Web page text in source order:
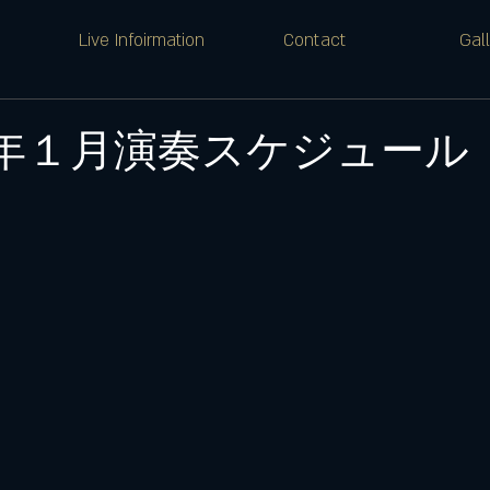
Live Infoirmation Contact
１月演奏スケジュール